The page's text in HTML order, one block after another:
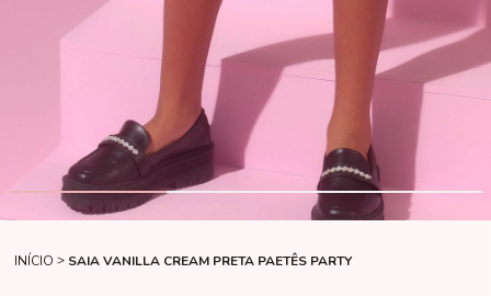
INÍCIO SAIA VANILLA CREAM PRETA PAETÊS PARTY